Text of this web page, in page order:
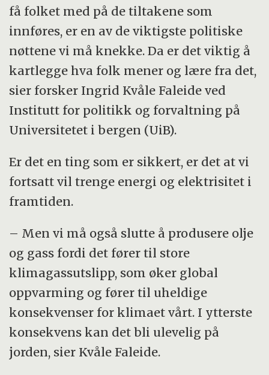
få folket med på de tiltakene som
innføres, er en av de viktigste politiske
nøttene vi må knekke. Da er det viktig å
kartlegge hva folk mener og lære fra det,
sier forsker Ingrid Kvåle Faleide ved
Institutt for politikk og forvaltning på
Universitetet i bergen (UiB).
Er det en ting som er sikkert, er det at vi
fortsatt vil trenge energi og elektrisitet i
framtiden.
– Men vi må også slutte å produsere olje
og gass fordi det fører til store
klimagassutslipp, som øker global
oppvarming og fører til uheldige
konsekvenser for klimaet vårt. I ytterste
konsekvens kan det bli ulevelig på
jorden, sier Kvåle Faleide.